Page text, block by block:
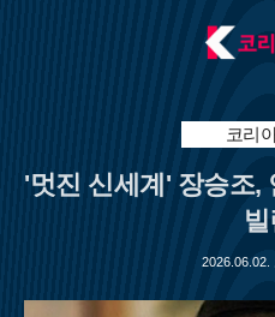
코리
'멋진 신세계' 장승조,
빌
2026.06.02.